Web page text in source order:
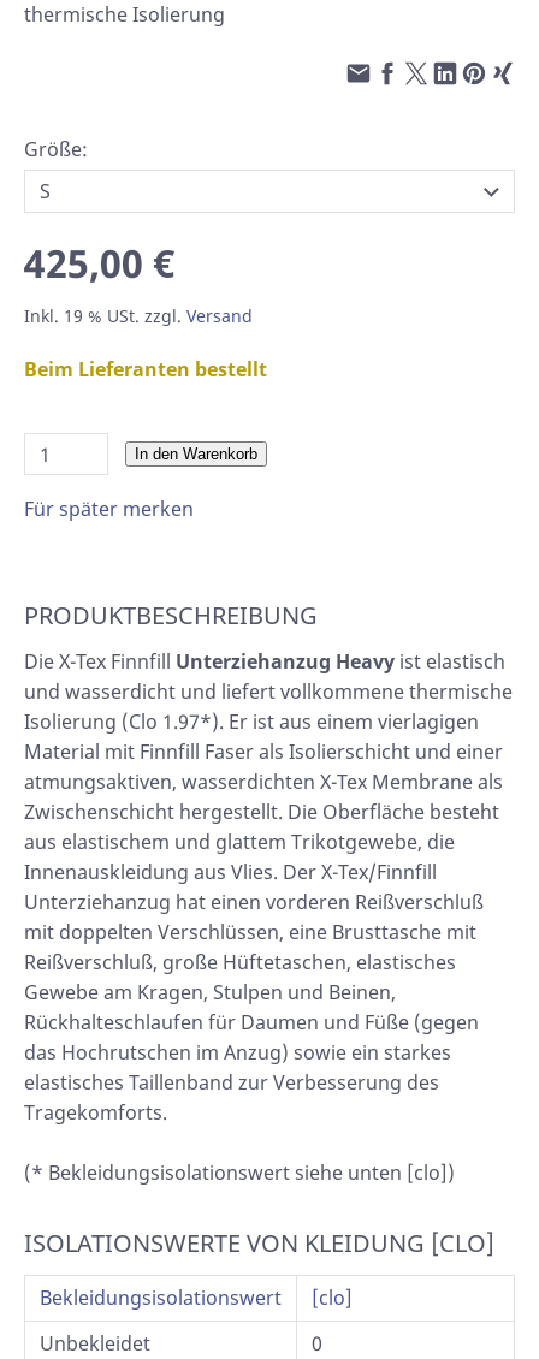
thermische Isolierung
Größe:
425,00 €
Inkl. 19 % USt. zzgl. Versand
Beim Lieferanten bestellt
In den Warenkorb
Für später merken
PRODUKTBESCHREIBUNG
Die X-Tex Finnfill Unterziehanzug Heavy ist elastisch
und wasserdicht und liefert vollkommene thermische
Isolierung (Clo 1.97*). Er ist aus einem vierlagigen
Material mit Finnfill Faser als Isolierschicht und einer
atmungsaktiven, wasserdichten X-Tex Membrane als
Zwischenschicht hergestellt. Die Oberfläche besteht
aus elastischem und glattem Trikotgewebe, die
Innenauskleidung aus Vlies. Der X-Tex/Finnfill
Unterziehanzug hat einen vorderen Reißverschluß
mit doppelten Verschlüssen, eine Brusttasche mit
Reißverschluß, große Hüftetaschen, elastisches
Gewebe am Kragen, Stulpen und Beinen,
Rückhalteschlaufen für Daumen und Füße (gegen
das Hochrutschen im Anzug) sowie ein starkes
elastisches Taillenband zur Verbesserung des
Tragekomforts.
(* Bekleidungsisolationswert siehe unten [clo])
ISOLATIONSWERTE VON KLEIDUNG [CLO]
Bekleidungsisolationswert
[clo]
Unbekleidet
0